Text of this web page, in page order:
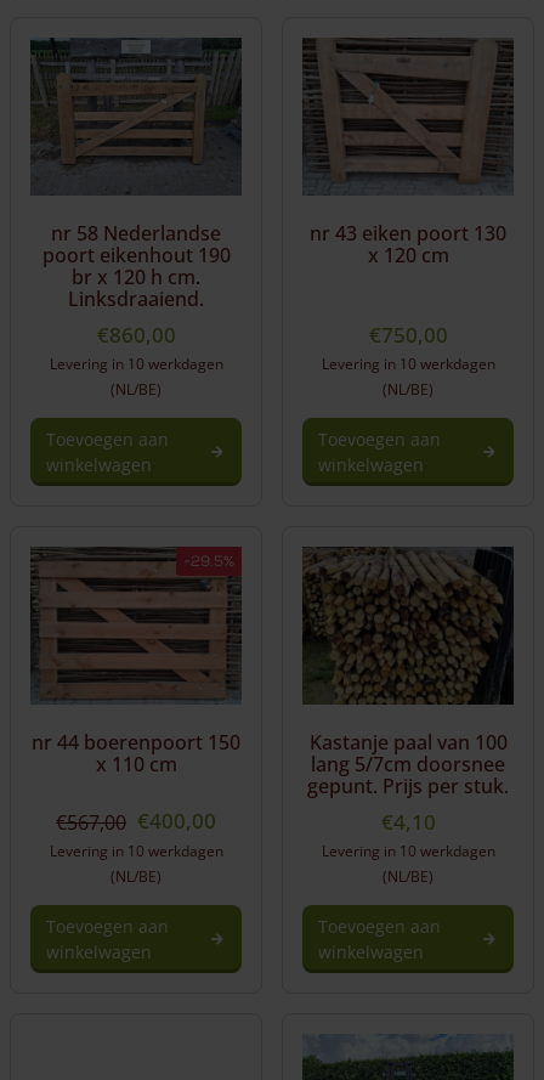
nr 58 Nederlandse
poort eikenhout 190
br x 120 h cm.
Linksdraaiend.
€860,00
Levering in 10 werkdagen
(NL/BE)
Toevoegen aan
winkelwagen
nr 43 eiken poort 130
x 120 cm
€750,00
Levering in 10 werkdagen
(NL/BE)
Toevoegen aan
winkelwagen
-29.5%
nr 44 boerenpoort 150
x 110 cm
€567,00 Oorspronkelijke
prijs
was:
€567,00.
€400,00
prijs
€400,00.
Levering in 10 werkdagen
(NL/BE)
Toevoegen aan
winkelwagen
Kastanje paal van 100
lang 5/7cm doorsnee
gepunt. Prijs per stuk.
€4,10
Levering in 10 werkdagen
(NL/BE)
Toevoegen aan
winkelwagen